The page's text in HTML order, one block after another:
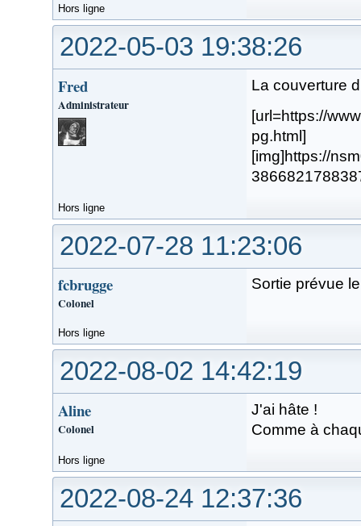
Hors ligne
2022-05-03 19:38:26
Fred
Administrateur
La couverture
[url=https://
pg.html]
[img]https://
Hors ligne
2022-07-28 11:23:06
fcbrugge
Colonel
Sortie prévue
Hors ligne
2022-08-02 14:42:19
Aline
Colonel
J'ai hâte !
Comme à
Hors ligne
2022-08-24 12:37:36